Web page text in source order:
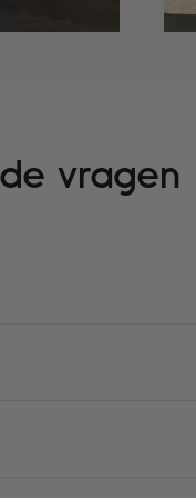
vragen